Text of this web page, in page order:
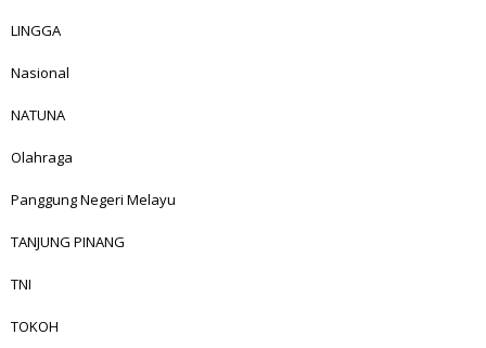
LINGGA
Nasional
NATUNA
Olahraga
Panggung Negeri Melayu
TANJUNG PINANG
TNI
TOKOH